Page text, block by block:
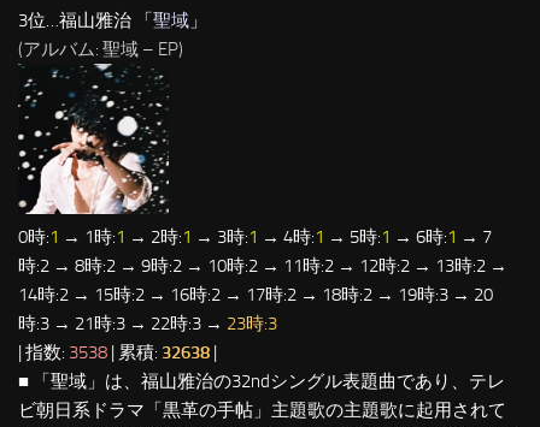
3位…福山雅治 「 聖域 」
(アルバム: 聖域 – EP)
0時:1 → 1時:1 → 2時:1 → 3時:1 → 4時:1 → 5時:1 → 6時:1 → 7
時:2 → 8時:2 → 9時:2 → 10時:2 → 11時:2 → 12時:2 → 13時:2 →
14時:2 → 15時:2 → 16時:2 → 17時:2 → 18時:2 → 19時:3 → 20
時:3 → 21時:3 → 22時:3 → 23時:3
| 指数: 3538 | 累積: 32638
■ 「聖域」は、福山雅治の32ndシングル表題曲であり、テレ
ビ朝日系ドラマ「黒革の手帖」主題歌の主題歌に起用されて